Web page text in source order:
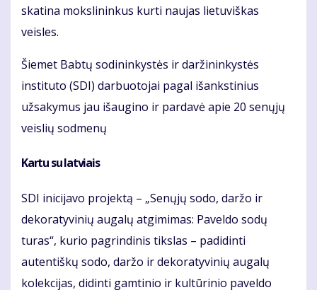
skatina mokslininkus kurti naujas lietuviškas
veisles.
Šiemet Babtų sodininkystės ir daržininkystės
instituto (SDI) darbuotojai pagal išankstinius
užsakymus jau išaugino ir pardavė apie 20 senųjų
veislių sodmenų
Kartu su latviais
SDI inicijavo projektą – „Senųjų sodo, daržo ir
dekoratyvinių augalų atgimimas: Paveldo sodų
turas“, kurio pagrindinis tikslas – padidinti
autentiškų sodo, daržo ir dekoratyvinių augalų
kolekcijas, didinti gamtinio ir kultūrinio paveldo